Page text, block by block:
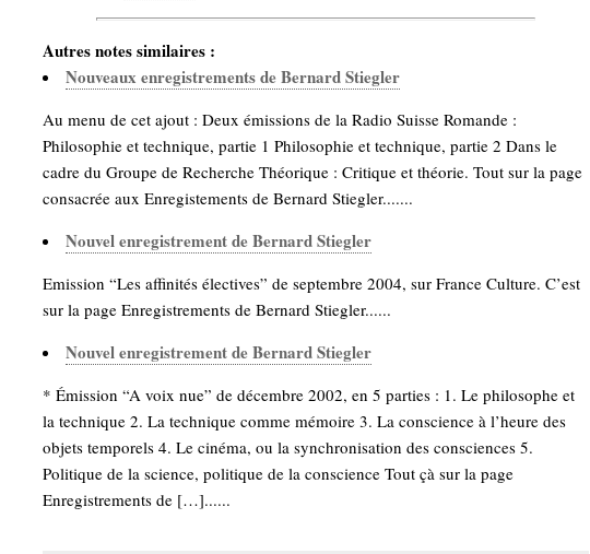
Autres notes similaires :
Nouveaux enregistrements de Bernard Stiegler
Au menu de cet ajout : Deux émissions de la Radio Suisse Romande :
Philosophie et technique, partie 1 Philosophie et technique, partie 2 Dans le
cadre du Groupe de Recherche Théorique : Critique et théorie. Tout sur la page
consacrée aux Enregistements de Bernard Stiegler.......
Nouvel enregistrement de Bernard Stiegler
Emission “Les affinités électives” de septembre 2004, sur France Culture. C’est
sur la page Enregistrements de Bernard Stiegler......
Nouvel enregistrement de Bernard Stiegler
* Émission “A voix nue” de décembre 2002, en 5 parties : 1. Le philosophe et
la technique 2. La technique comme mémoire 3. La conscience à l’heure des
objets temporels 4. Le cinéma, ou la synchronisation des consciences 5.
Politique de la science, politique de la conscience Tout çà sur la page
Enregistrements de […]......